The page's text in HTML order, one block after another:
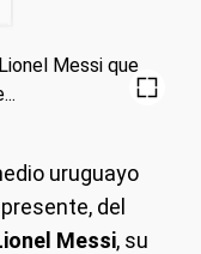
uruguayo
del
Messi, su